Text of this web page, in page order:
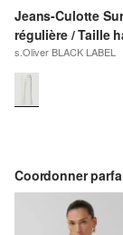
Jeans-Culotte
régulière / Taille
s.Oliver BLACK LABEL
Coordonner